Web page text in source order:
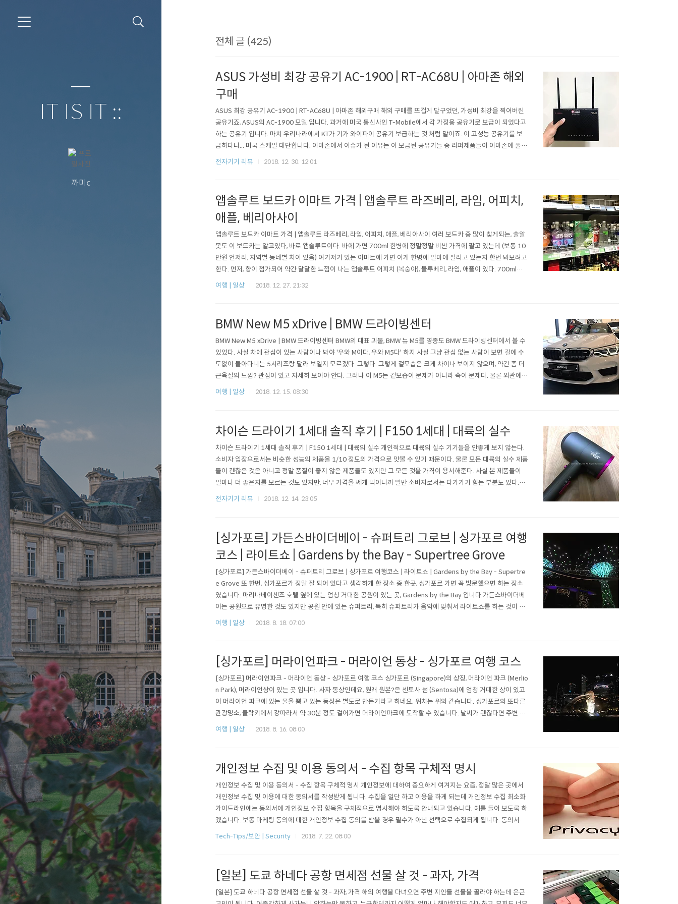
IT IS IT ::
까미c
전체 글 (425)
ASUS 가성비 최강 공유기 AC-1900 | RT-AC68U | 아마존 해외
구매
ASUS 최강 공유기 AC-1900 | RT-AC68U | 아마존 해외구매 해외 구매를 뜨겁게 달구었던, 가성비 최강을 찍어버린
공유기죠, ASUS의 AC-1900 모델 입니다. 과거에 미국 통신사인 T-Mobile에서 각 가정용 공유기로 보급이 되었다고
하는 공유기 입니다. 마치 우리나라에서 KT가 기가 와이파이 공유기 보급하는 것 처럼 말이죠. 이 고성능 공유기를 보
급하다니... 미국 스케일 대단합니다. 아마존에서 이슈가 된 이유는 이 보급된 공유기들 중 리퍼제품들이 아마존에 풀렸
습니다. 아마존 국내 직배송까지 해서 약 50달러 정도에 말이죠. 찾아보면 100% 리퍼 제품들은 아니고 신품인 것도
전자기기 리뷰 2018. 12. 30. 12:01
앱솔루트 보드카 이마트 가격 | 앱솔루트 라즈베리, 라임, 어피치,
애플, 베리아사이
앱솔루트 보드카 이마트 가격 | 앱솔루트 라즈베리, 라임, 어피치, 애플, 베리아사이 여러 보드카 중 많이 찾게되는, 술알
못도 이 보드카는 알고있다, 바로 앱솔루트이다. 바에 가면 700ml 한병에 정말정말 비싼 가격에 팔고 있는데 (보통 10
만원 언저리, 지역별 동네별 차이 있음) 여기저기 있는 이마트에 가면 이게 한병에 얼마에 팔리고 있는지 한번 봐보려고
한다. 먼저, 향이 첨가되어 약간 달달한 느낌이 나는 앱솔루트 어피치 (복숭아), 블루베리, 라임, 애플이 있다. 700ml가 2
9,600원에 판매되고 있다. 그냥 생 앱솔루트는 2만원 중반대였던 것으로 기억한다. 향이 첨가된 것 보다 조금 더 쌌다.
여행 | 일상 2018. 12. 27. 21:32
BMW New M5 xDrive | BMW 드라이빙센터
BMW New M5 xDrive | BMW 드라이빙센터 BMW의 대표 괴물, BMW 뉴 M5를 영종도 BMW 드라이빙센터에서 볼 수
있었다. 사실 차에 관심이 있는 사람이나 봐야 '우와 M이다, 우와 M5다' 하지 사실 그냥 관심 없는 사람이 보면 길에 수
도없이 돌아다니는 5시리즈랑 달라 보일지 모르겠다. 그렇다. 그렇게 겉모습은 크게 차이나 보이지 않으며, 약간 좀 더
근육질의 느낌? 관심이 있고 자세히 보아야 안다. 그러나 이 M5는 겉모습이 문제가 아니라 속이 문제다. 물론 외관에도
군데군데 M5의 흔적은 숨어있다. 예를 들자면 키드니 그릴에 붙어있는 M5의 로고라던지, 물론 뒷면에 큼지막하게 52
여행 | 일상 2018. 12. 15. 08:30
차이슨 드라이기 1세대 솔직 후기 | F150 1세대 | 대륙의 실수
차이슨 드라이기 1세대 솔직 후기 | F150 1세대 | 대륙의 실수 개인적으로 대륙의 실수 기기들을 안좋게 보지 않는다.
소비자 입장으로서는 비슷한 성능의 제품을 1/10 정도의 가격으로 맛볼 수 있기 때문이다. 물론 모든 대륙의 실수 제품
들이 괜찮은 것은 아니고 정말 품질이 좋지 않은 제품들도 있지만 그 모든 것을 가격이 용서해준다. 사실 본 제품들이
얼마나 더 좋은지를 모르는 것도 있지만, 너무 가격을 쎄게 먹이니까 일반 소비자로서는 다가가기 힘든 부분도 있다.오
늘의 대륙의 실수 모델은 역시 유명한 차이슨 드라이기이다. 모델명은 F150이라 불리며 1세대부터 2세대, 3세대까지
전자기기 리뷰 2018. 12. 14. 23:05
[싱가포르] 가든스바이더베이 - 슈퍼트리 그로브 | 싱가포르 여행
코스 | 라이트쇼 | Gardens by the Bay - Supertree Grove
[싱가포르] 가든스바이더베이 - 슈퍼트리 그로브 | 싱가포르 여행코스 | 라이트쇼 | Gardens by the Bay - Supertre
e Grove 또 한번, 싱가포르가 정말 잘 되어 있다고 생각하게 한 장소 중 한곳, 싱가포르 가면 꼭 방문했으면 하는 장소
였습니다. 마리나베이샌즈 호텔 옆에 있는 엄청 거대한 공원이 있는 곳, Gardens by the Bay 입니다.가든스바이더베
이는 공원으로 유명한 것도 있지만 공원 안에 있는 슈퍼트리, 특히 슈퍼트리가 음악에 맞춰서 라이트쇼를 하는 것이 유
명합니다. 먼저 마리나베이샌즈 호텔을 지나서 가다보면 가든스바이더베이 입구가 나타납니다. 엄청 오래된 것 같은
여행 | 일상 2018. 8. 18. 07:00
[싱가포르] 머라이언파크 - 머라이언 동상 - 싱가포르 여행 코스
[싱가포르] 머라이언파크 - 머라이언 동상 - 싱가포르 여행 코스 싱가포르 (Singapore)의 상징, 머라이언 파크 (Merlio
n Park), 머라이언상이 있는 곳 입니다. 사자 동상인데요, 원래 원본?은 센토사 섬 (Sentosa)에 엄청 거대한 상이 있고
이 머라이언 파크에 있는 물을 뿜고 있는 동상은 별도로 만든거라고 하네요. 위치는 위와 같습니다. 싱가포르의 또다른
관광명소, 클락키에서 강따라서 약 30분 정도 걸어가면 머라이언파크에 도착할 수 있습니다. 날씨가 괜찮다면 주변 구
경 하면서 걸어갈 만한 거리 입니다. 가면서 좋은 호텔들, 멋진 건물들도 마음껏 보면서 갈 수 있구요. 그렇게 천천히 걸
여행 | 일상 2018. 8. 16. 08:00
개인정보 수집 및 이용 동의서 - 수집 항목 구체적 명시
개인정보 수집 및 이용 동의서 - 수집 항목 구체적 명시 개인정보에 대하여 중요하게 여겨지는 요즘, 정말 많은 곳에서
개인정보 수집 및 이용에 대한 동의서를 작성받게 됩니다. 수집을 일단 하고 이용을 하게 되는데 개인정보 수집 최소화
가이드라인에는 동의서에 개인정보 수집 항목을 구체적으로 명시해야 하도록 안내되고 있습니다. 예를 들어 보도록 하
겠습니다. 보통 마케팅 동의에 대한 개인정보 수집 동의를 받을 경우 필수가 아닌 선택으로 수집되게 됩니다. 동의서에
보면 수집되는 개인정보 항목에 이름, 전화번호, 이메일 등 이라고 되어 있는 경우가 종종 있는데요, 이렇게 '~등' 이라고
Tech-Tips/보안 | Security 2018. 7. 22. 08:00
[일본] 도쿄 하네다 공항 면세점 선물 살 것 - 과자, 가격
[일본] 도쿄 하네다 공항 면세점 선물 살 것 - 과자, 가격 해외 여행을 다녀오면 주변 지인들 선물을 골라야 하는데 은근